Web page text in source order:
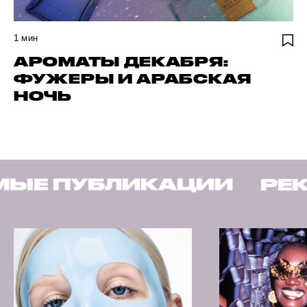
1 мин
АРОМАТЫ ДЕКАБРЯ:
ФУЖЕРЫ И АРАБСКАЯ
НОЧЬ